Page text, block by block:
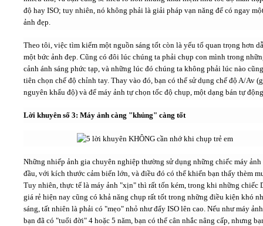
độ hay ISO; tuy nhiên, nó không phải là giải pháp vạn năng để có ngay
ảnh đẹp.
Theo tôi, việc tìm kiếm một nguồn sáng tốt còn là yếu tố quan trọng hơn
một bức ảnh đẹp. Cũng có đôi lúc chúng ta phải chụp con mình trong
cảnh ánh sáng phức tạp, và những lúc đó chúng ta không phải lúc nào
tiên chọn chế độ chỉnh tay. Thay vào đó, bạn có thể sử dụng chế độ A/Av
nguyên khẩu độ) và để máy ảnh tự chọn tốc độ chụp, một dạng bán tự
Lời khuyên số 3: Máy ảnh càng "khủng" càng tốt
Những nhiếp ảnh gia chuyên nghiệp thường sử dụng những chiếc máy ảnh
đầu, với kích thước cảm biến lớn, và điều đó có thể khiến bạn thấy thèm
Tuy nhiên, thực tế là máy ảnh "xịn" thì rất tốn kém, trong khi những chiếc
giá rẻ hiện nay cũng có khả năng chụp rất tốt trong những điều kiện khó
sáng, tất nhiên là phải có "mẹo" nhỏ như đẩy ISO lên cao. Nếu như máy
bạn đã có "tuổi đời" 4 hoặc 5 năm, bạn có thể cân nhắc nâng cấp, nhưng